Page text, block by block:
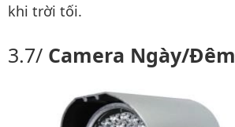
khi trời tối.
Camera Ngày/Đêm